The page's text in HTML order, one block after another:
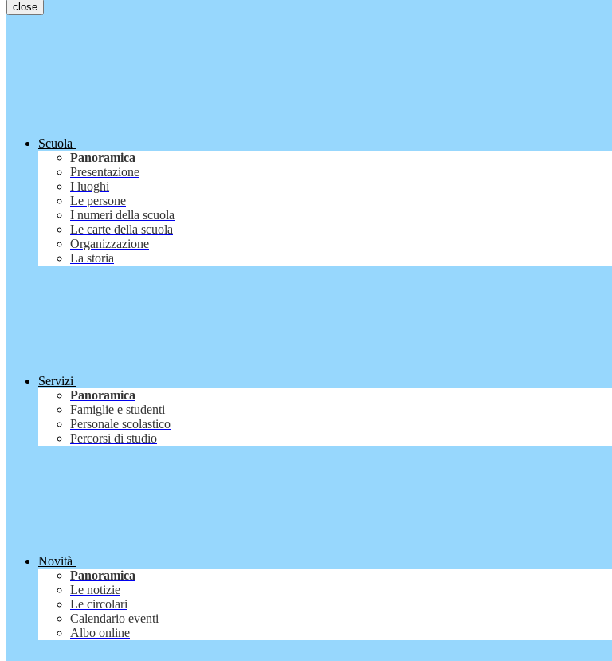
close
Scuola
Panoramica
Presentazione
I luoghi
Le persone
I numeri della scuola
Le carte della scuola
Organizzazione
La storia
Servizi
Panoramica
Famiglie e studenti
Personale scolastico
Percorsi di studio
Novità
Panoramica
Le notizie
Le circolari
Calendario eventi
Albo online